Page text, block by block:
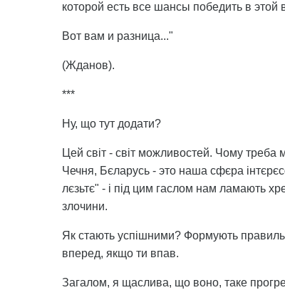
которой есть все шансы победить в этой
Вот вам и разница..."
(Жданов).
***
Ну, що тут додати?
Цей світ - світ можливостей. Чому треба
Чечня, Бєларусь - это наша сфєра
лєзьтє" - і під цим гаслом нам ламають
злочини.
Як стають успішними? Формують
вперед, якщо ти впав.
Загалом, я щаслива, що воно, таке